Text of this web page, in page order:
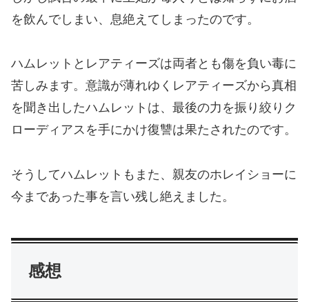
を飲んでしまい、息絶えてしまったのです。
ハムレットとレアティーズは両者とも傷を負い毒に
苦しみます。意識が薄れゆくレアティーズから真相
を聞き出したハムレットは、最後の力を振り絞りク
ローディアスを手にかけ復讐は果たされたのです。
そうしてハムレットもまた、親友のホレイショーに
今まであった事を言い残し絶えました。
感想